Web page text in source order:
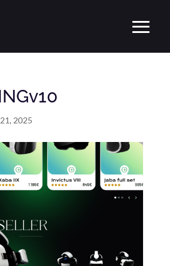
2025